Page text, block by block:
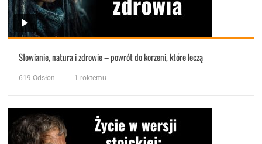
Słowianie, natura i zdrowie – powrót do korzeni, które leczą
619 Odsłon 1 roktemu